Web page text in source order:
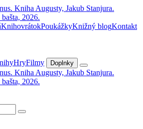
KnihovrátokPoukážkyKnižný blogKontakt
HryFilmy Doplnky